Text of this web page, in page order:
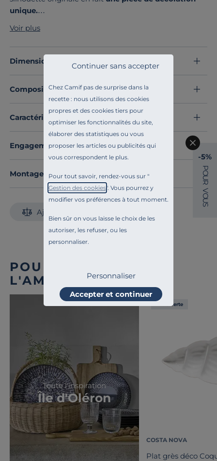
Chez Camif pas de surprise dans la
recette : nous utilisons des cookies
propres et des cookies tiers pour
optimiser les fonctionnalités du site,
élaborer des statistiques ou vous
proposer les articles ou publicités qui
vous correspondent le plus.
Pour tout savoir, rendez-vous sur "
Gestion des cookies". Vous pourrez y
modifier vos préférences à tout moment.
Bien sûr on vous laisse le choix de les
autoriser, les refuser, ou les
personnaliser.
Continuer sans accepter
Personnaliser
Accepter et continuer
unique.
blanc, offrant un écrin sobre qui s'adapte aussi dans
votre quotidien que lors d'occasions spéciales.Idéal
pour présenter vos préparationsil devient
vaisselle et au micro-ondes.
Donnez à votre quotidien des airs d'authenticité et de
douceur.
Découvrez toute notre sélection :Bols
Voir plus
Dimensions et poids
Composition et matières
Caractéristiques techniques
Engagements et traçabilité
Montage et conseils d'entretien
Ajouter au comparateur
POUR COMPLÉTER
L'AMBIANCE
Toute l'inspiration
Île d'Oléron
Liv. offerte
COSTA NOVA
Plat grès déco
-5%
P
O
U
R
V
O
U
S